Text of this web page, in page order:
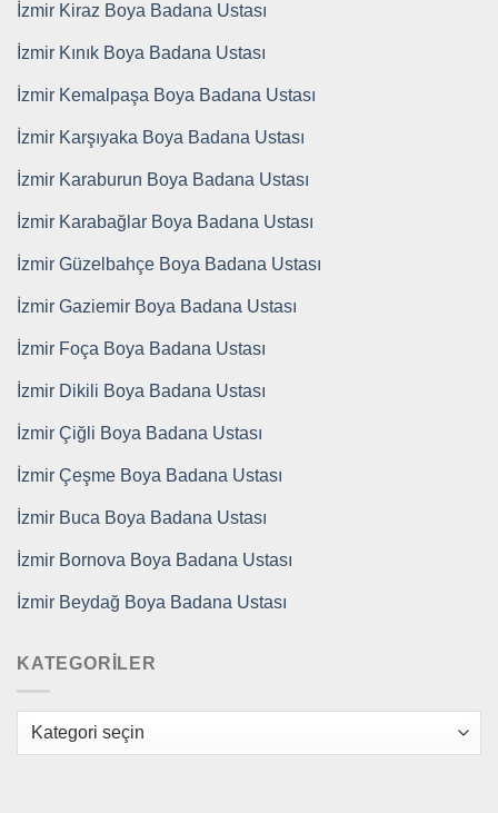
İzmir Kiraz Boya Badana Ustası
İzmir Kınık Boya Badana Ustası
İzmir Kemalpaşa Boya Badana Ustası
İzmir Karşıyaka Boya Badana Ustası
İzmir Karaburun Boya Badana Ustası
İzmir Karabağlar Boya Badana Ustası
İzmir Güzelbahçe Boya Badana Ustası
İzmir Gaziemir Boya Badana Ustası
İzmir Foça Boya Badana Ustası
İzmir Dikili Boya Badana Ustası
İzmir Çiğli Boya Badana Ustası
İzmir Çeşme Boya Badana Ustası
İzmir Buca Boya Badana Ustası
İzmir Bornova Boya Badana Ustası
İzmir Beydağ Boya Badana Ustası
KATEGORILER
Kategoriler